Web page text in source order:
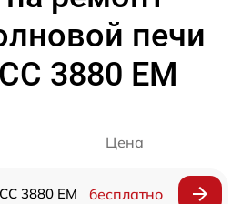
печи
3880 EM
Цена
3880 EM бесплатно